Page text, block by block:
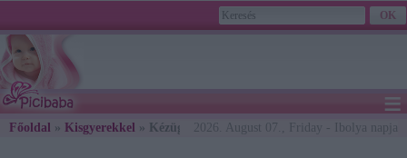
≡
Főoldal » Kisgyerekkel » Kézügyesség2026. August 07., Friday - Ibolya napja